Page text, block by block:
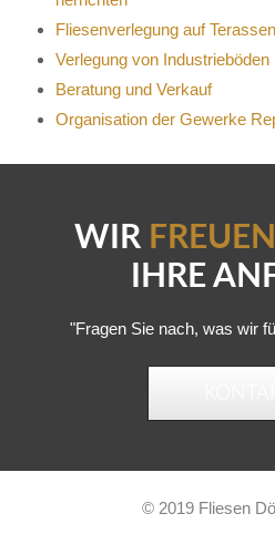
Fliesenverlegung auf
Verlegung von Industrieböden
Beratung und Verkauf
Organisation der Gewerke
WIR FREUEN
IHRE
"Fragen Sie nach, was wir
© 2019 Fliesen